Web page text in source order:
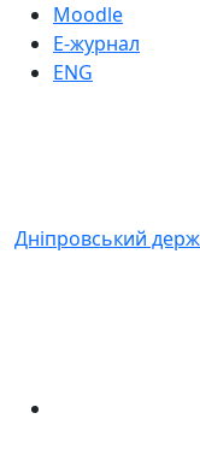
Moodle
Е-журнал
ENG
Дніпровський